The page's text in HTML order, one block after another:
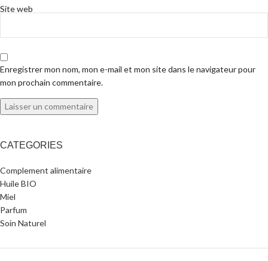
Site web
Enregistrer mon nom, mon e-mail et mon site dans le navigateur pour
mon prochain commentaire.
CATEGORIES
Complement alimentaire
Huile BIO
Miel
Parfum
Soin Naturel